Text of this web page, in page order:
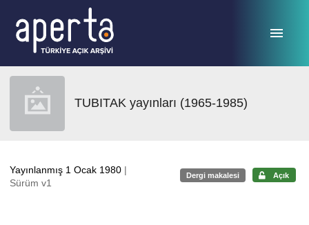
TUBITAK yayınları (1965-1985)
Yayınlanmış 1 Ocak 1980 |
Sürüm v1
Dergi makalesi Açık